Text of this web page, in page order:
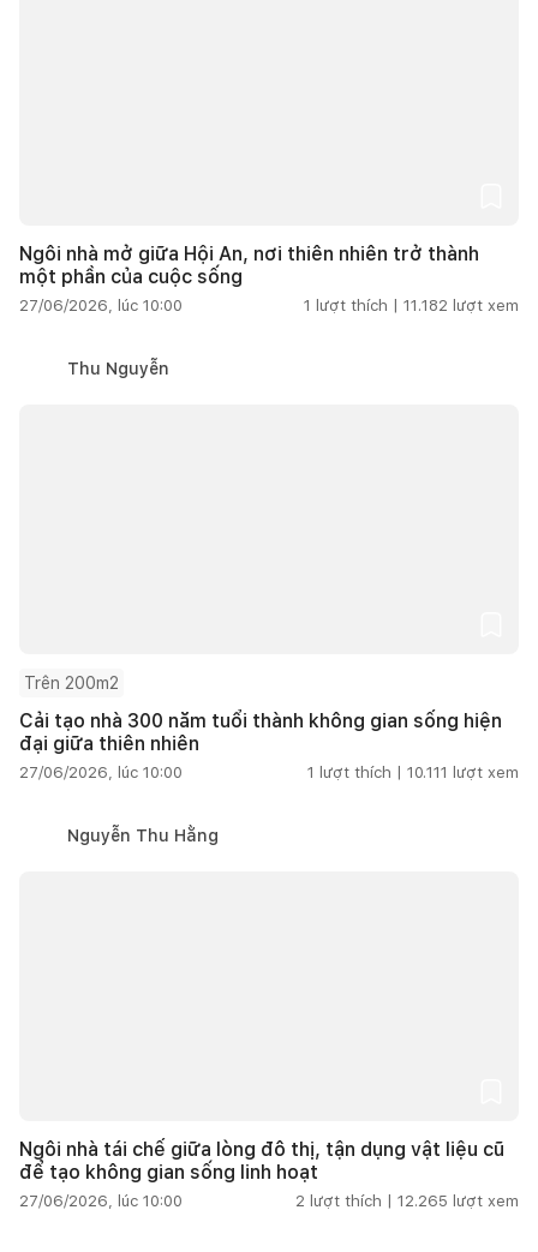
Ngôi nhà mở giữa Hội An, nơi thiên nhiên trở thành
một phần của cuộc sống
27/06/2026, lúc 10:00 1 lượt thích | 11.182 lượt xem
Thu Nguyễn
Trên 200m2
Cải tạo nhà 300 năm tuổi thành không gian sống hiện
đại giữa thiên nhiên
27/06/2026, lúc 10:00 1 lượt thích | 10.111 lượt xem
Nguyễn Thu Hằng
Ngôi nhà tái chế giữa lòng đô thị, tận dụng vật liệu cũ
để tạo không gian sống linh hoạt
27/06/2026, lúc 10:00 2 lượt thích | 12.265 lượt xem